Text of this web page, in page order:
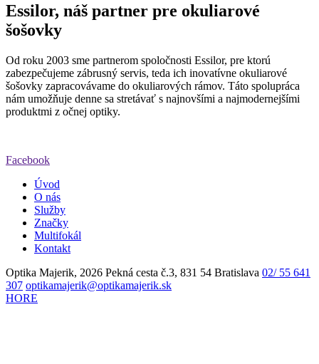
Essilor, náš partner pre okuliarové
šošovky
Od roku 2003 sme partnerom spoločnosti Essilor, pre ktorú
zabezpečujeme zábrusný servis, teda ich inovatívne okuliarové
šošovky zapracovávame do okuliarových rámov. Táto spolupráca
nám umožňuje denne sa stretávať s najnovšími a najmodernejšími
produktmi z očnej optiky.
Facebook
Úvod
O nás
Služby
Značky
Multifokál
Kontakt
Optika Majerik, 2026 Pekná cesta č.3, 831 54 Bratislava 02/ 55 641
307 optikamajerik@optikamajerik.sk
HORE